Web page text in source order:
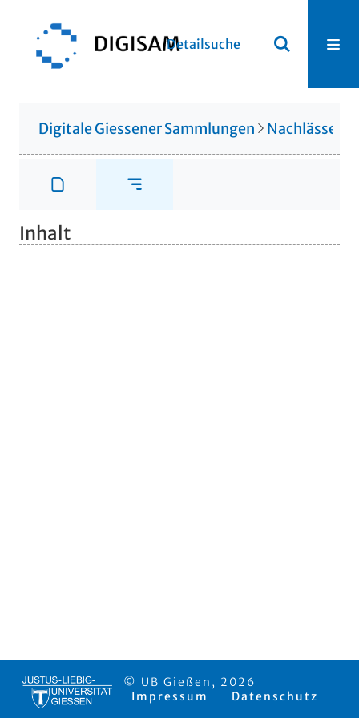
Detailsuche
Digitale Giessener Sammlungen Nachlässe
Inhalt
© UB Gießen, 2026
Impressum
Datenschutz